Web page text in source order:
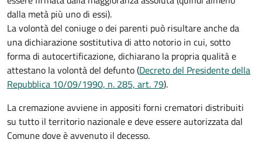
dalla metà più uno di essi).
La volontà del coniuge o dei parenti può risultare anche da
una dichiarazione sostitutiva di atto notorio in cui, sotto
forma di autocertificazione, dichiarano la propria qualità e
attestano la volontà del defunto (Decreto del Presidente della
Repubblica 10/09/1990, n. 285, art. 79).
La cremazione avviene in appositi forni crematori distribuiti
su tutto il territorio nazionale e deve essere autorizzata dal
Comune dove è avvenuto il decesso.